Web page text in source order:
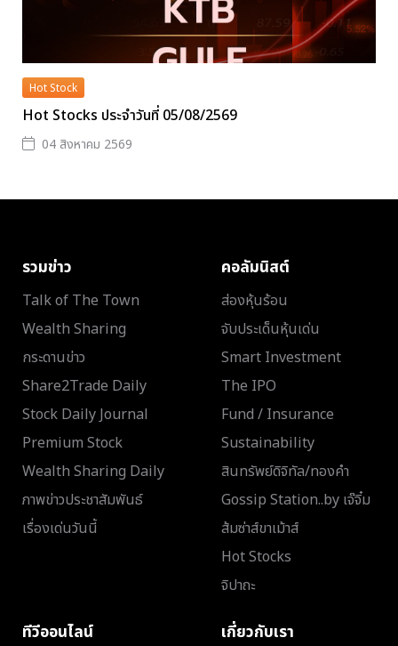
Hot Stock
Hot Stocks ประจำวันที่ 05/08/2569
04 สิงหาคม 2569
รวมข่าว
Talk of The Town
Wealth Sharing
กระดานข่าว
Share2Trade Daily
Stock Daily Journal
Premium Stock
Wealth Sharing Daily
ภาพข่าวประชาสัมพันธ์
เรื่องเด่นวันนี้
คอลัมนิสต์
ส่องหุ้นร้อน
จับประเด็นหุ้นเด่น
Smart Investment
The IPO
Fund / Insurance
Sustainability
สินทรัพย์ดิจิทัล/ทองคำ
Gossip Station..by เจ๊จิ๋ม
ส้มซ่าส์ขาเม้าส์
Hot Stocks
จิปาถะ
ทีวีออนไลน์ เกี่ยวกับเรา